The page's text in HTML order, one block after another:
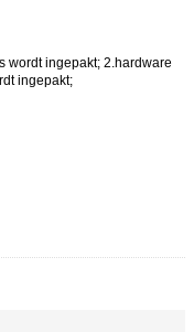
wordt ingepakt; 2.hardware
ingepakt;